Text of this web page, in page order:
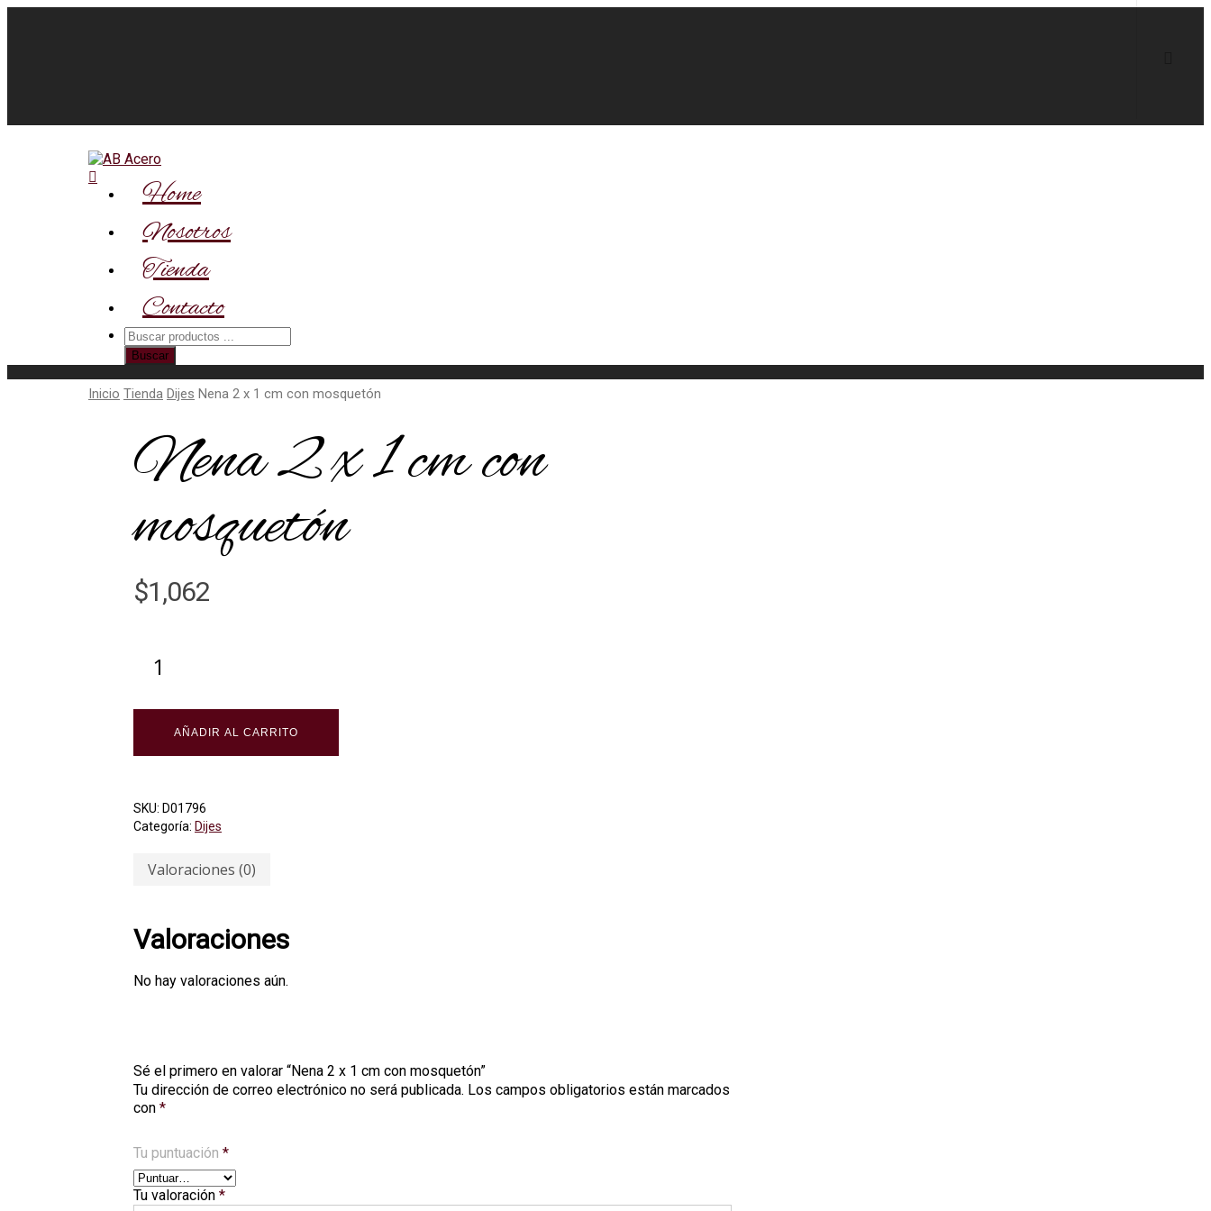
Home
Nosotros
Tienda
Contacto
Búsqueda
de
productos
Buscar
Inicio Tienda Dijes Nena 2 x 1 cm con mosquetón
Nena 2 x 1 cm con
mosquetón
$1,062
AÑADIR AL CARRITO
SKU: D01796
Categoría: Dijes
Valoraciones (0)
Valoraciones
No hay valoraciones aún.
Sé el primero en valorar “Nena 2 x 1 cm con mosquetón”
Tu dirección de correo electrónico no será publicada. Los campos obligatorios están marcados
con *
Tu puntuación *
Tu valoración *